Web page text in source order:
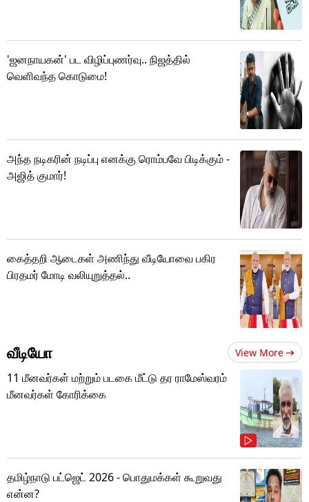
'ஜனநாயகன்' பட விழிப்புணர்வு.. நிஜத்தில்
வெளிவந்த கொடுமை!
அந்த நடிகரின் நடிப்பு எனக்கு ரொம்பவே பிடிக்கும் -
அஜித் குமார்!
கைத்தறி ஆடைகள் அணிந்து வீடியோவை பகிர
பிரதமர் மோடி வலியுறுத்தல்..
வீடியோ View More
11 மீனவர்கள் மற்றும் படகை மீட்டு தர ராமேஸ்வரம்
மீனவர்கள் கோரிக்கை
தமிழ்நாடு பட்ஜெட் 2026 - பொதுமக்கள் கூறுவது
என்ன?